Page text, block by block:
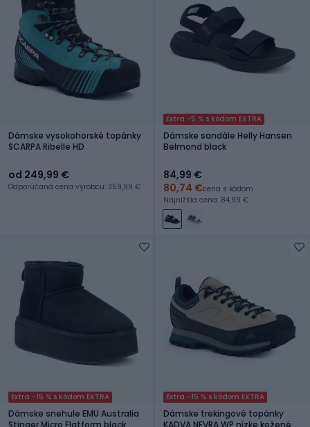
Dámske vysokohorské topánky
SCARPA Ribelle HD
od 249,99 €
Odporúčaná cena výrobcu: 359,99 €
Extra -5 % s kódom EXTRA
Dámske sandále Helly Hansen
Belmond black
84,99 €
80,74 €cena s kódom
Najnižšia cena: 84,99 €
Extra -15 % s kódom EXTRA
Dámske snehule EMU Australia
Stinger Micro Flatform black
Extra -15 % s kódom EXTRA
Dámske trekingové topánky
KADVA NEVRA WP nízke kožené